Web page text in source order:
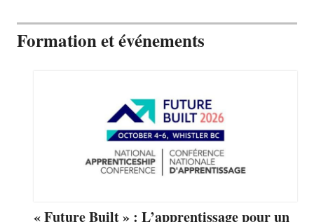
Formation et événements
« Future Built » : L’apprentissage pour un